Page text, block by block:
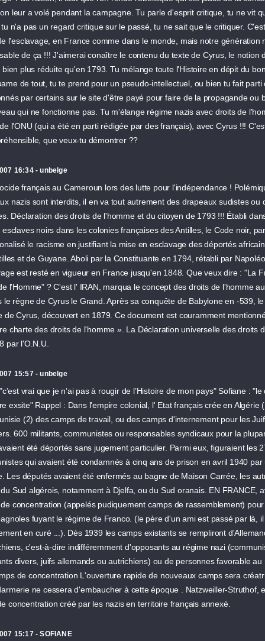
leur a volé pendant la campagne. Tu parle d'esprit critique, tu ne vit
n'a pas un regard critique sur le passé, tu ne sait que le critiquer.
l'esclavage, en France comme dans le monde, mais notre génération
de ça !!! J'aimerai conaître le contenu du texte de Cyrus, le notion
bien plus réduite qu'en 1793. Tu mélange toute l'Histoire en dépit du
de tout, tu te prend pour un pseudo-intellectuel, ou bien tu fait parti
par certains sur le site d'être payé pour faire de la propagande ou
qui ne fonctionne pas. Tu m'élange régime nazis avec droits de
l'ONU (qui a été en parti rédigée par des français), avec Cyrus !!!
que veux-tu démontrer ??
16:34 - unbelge
français au Cameroun lors des lutte pour l'indépendance !
nazis sont interdits, il en va tout autrement des drapeaux sudistes ou
Déclaration des droits de l'homme et du citoyen de 1793 !!! Établi
esclaves noirs dans les colonies françaises des Antilles, le Code noir,
le racisme en justifiant la mise en esclavage des déportés
et de Guyane. Aboli par la Constituante en 1794, rétabli par
est resté en vigueur en France jusqu'en 1848. Que veux dire : "La
l'Homme" ? C'est l' IRAN, marqua le concept des droits de l'homme
le règne de Cyrus le Grand. Après sa conquête de Babylone en -539,
de Cyrus, découvert en 1879. Ce document est couramment
charte des droits de l'homme ». La Déclaration universelle des droits
par l'O.N.U.
15:57 - unbelge
vrai que je n’ai pas à rougir de l’Histoire de mon pays" Sofiane :
exsite" Rappel : Dans l'empire colonial, l' Etat français crée en Algérie
(2) des camps de travail, ou des camps d'internement pour les
600 militants, communistes ou responsables syndicaux pour la
été déportés sans jugement particulier. Parmi eux, figuraient les
qui avaient été condamnés à cinq ans de prison en avril 1940 par
Les députés avaient été enfermés au bagne de Maison Carrée, les
Sud algérois, notamment à Djelfa, ou du Sud oranais. EN FRANCE,
concentration (appelés pudiquement camps de rassemblement)
fuyant le régime de Franco. (le père d'un ami est passé par là,
en curé ...). Dès 1939 les camps existants se rempliront
c'est-à-dire indifféremment d'opposants au régime nazi
divers, juifs allemands ou autrichiens) ou de personnes favorable au
de concentration L'ouverture rapide de nouveaux camps sera
ne cessera d'embaucher à cette époque . Natzweiller-Struthof,
concentration créé par les nazis en territoire français annexé.
15:17 - SOFIANE